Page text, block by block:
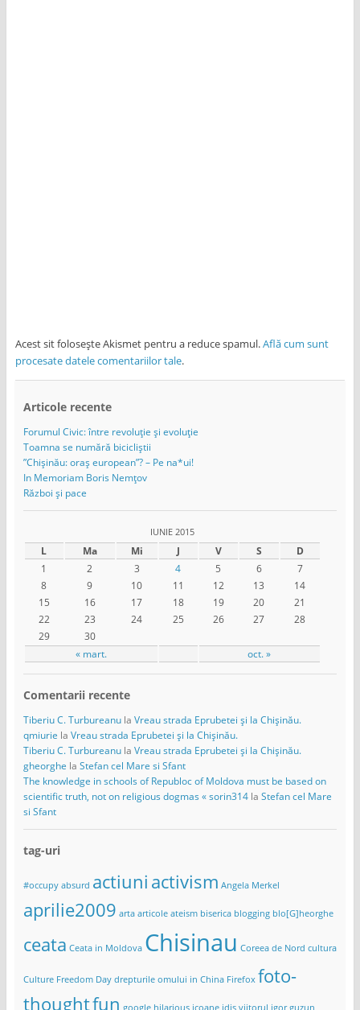
Acest sit folosește Akismet pentru a reduce spamul.Află cum sunt
procesate datele comentariilor tale.
Articole recente
Forumul Civic: între revoluție și evoluție
Toamna se numără bicicliștii
”Chișinău: oraș european”? – Pe na*ui!
In Memoriam Boris Nemțov
Război și pace
IUNIE 2015
L Ma Mi J V S D
« mart. oct. »
1 2 3 4 5 6
7
8
9 10 11 12 13
14
15
16 17 18 19 20
21
22
23 24 25 26 27
28
29
30
Comentarii recente
Tiberiu C. Turbureanula Vreau strada Eprubetei și la Chișinău.
qmiurie la Vreau strada Eprubetei și la Chișinău.
Tiberiu C. Turbureanula Vreau strada Eprubetei și la Chișinău.
gheorghe la Stefan cel Mare si Sfant
The knowledge in schools of Republoc of Moldova must be based on
scientific truth, not on religious dogmas « sorin314la Stefan cel Mare
si Sfant
tag-uri
#occupy absurd actiuni activism Angela Merkel
aprilie2009 arta articole ateism biserica blogging blo[G]heorghe
ceata Ceata in Moldova Chisinau Coreea de Nord cultura
Culture Freedom Day drepturile omului in China Firefox foto-
thoughtfun